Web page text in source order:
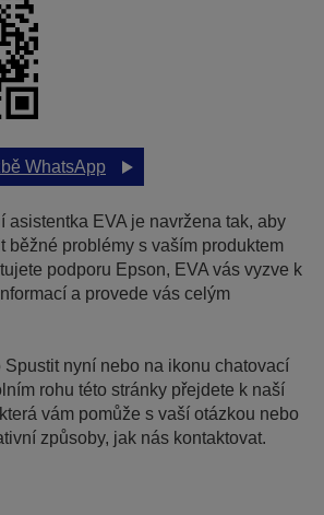
WhatsApp
asistentka EVA je navržena tak, aby
běžné problémy s vaším produktem
podporu Epson, EVA vás vyzve k
a provede vás celým
Spustit nyní nebo na ikonu chatovací
rohu této stránky přejdete k naší
vám pomůže s vaší otázkou nebo
způsoby, jak nás kontaktovat.